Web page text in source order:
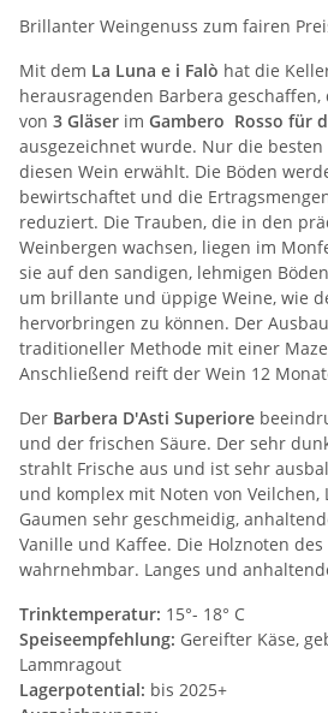
Brillanter Weingenuss zum fairen
Mit dem La Luna e i Falò hat die
herausragenden Barbera
von 3 Gläser im Gambero Rosso für
ausgezeichnet wurde. Nur die
diesen Wein erwählt. Die Böden
bewirtschaftet und die
reduziert. Die Trauben, die in den
Weinbergen wachsen, liegen im
sie auf den sandigen, lehmigen
um brillante und üppige Weine, wie
hervorbringen zu können. Der
traditioneller Methode mit einer
Anschließend reift der Wein 12
Der Barbera D'Asti Superiore
und der frischen Säure. Der sehr
strahlt Frische aus und ist sehr
und komplex mit Noten von Veilchen,
Gaumen sehr geschmeidig,
Vanille und Kaffee. Die Holznoten
wahrnehmbar. Langes und
Trinktemperatur: 15°- 18° C
Speiseempfehlung: Gereifter Käse,
Lammragout
Lagerpotential: bis 2025+